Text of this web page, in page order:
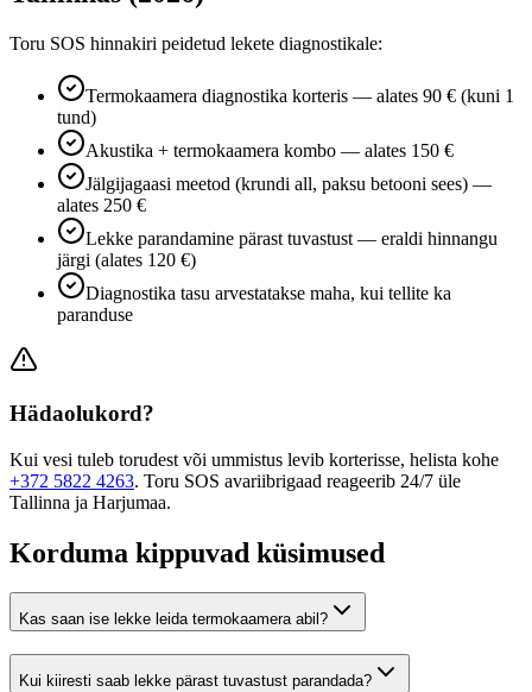
Toru SOS hinnakiri peidetud lekete diagnostikale:
Termokaamera diagnostika korteris — alates 90 € (kuni 1
tund)
Akustika + termokaamera kombo — alates 150 €
Jälgijagaasi meetod (krundi all, paksu betooni sees) —
alates 250 €
Lekke parandamine pärast tuvastust — eraldi hinnangu
järgi (alates 120 €)
Diagnostika tasu arvestatakse maha, kui tellite ka
paranduse
Hädaolukord?
Kui vesi tuleb torudest või ummistus levib korterisse, helista kohe
+372 5822 4263. Toru SOS avariibrigaad reageerib 24/7 üle
Tallinna ja Harjumaa.
Korduma kippuvad küsimused
Kas saan ise lekke leida termokaamera abil?
Kui kiiresti saab lekke pärast tuvastust parandada?